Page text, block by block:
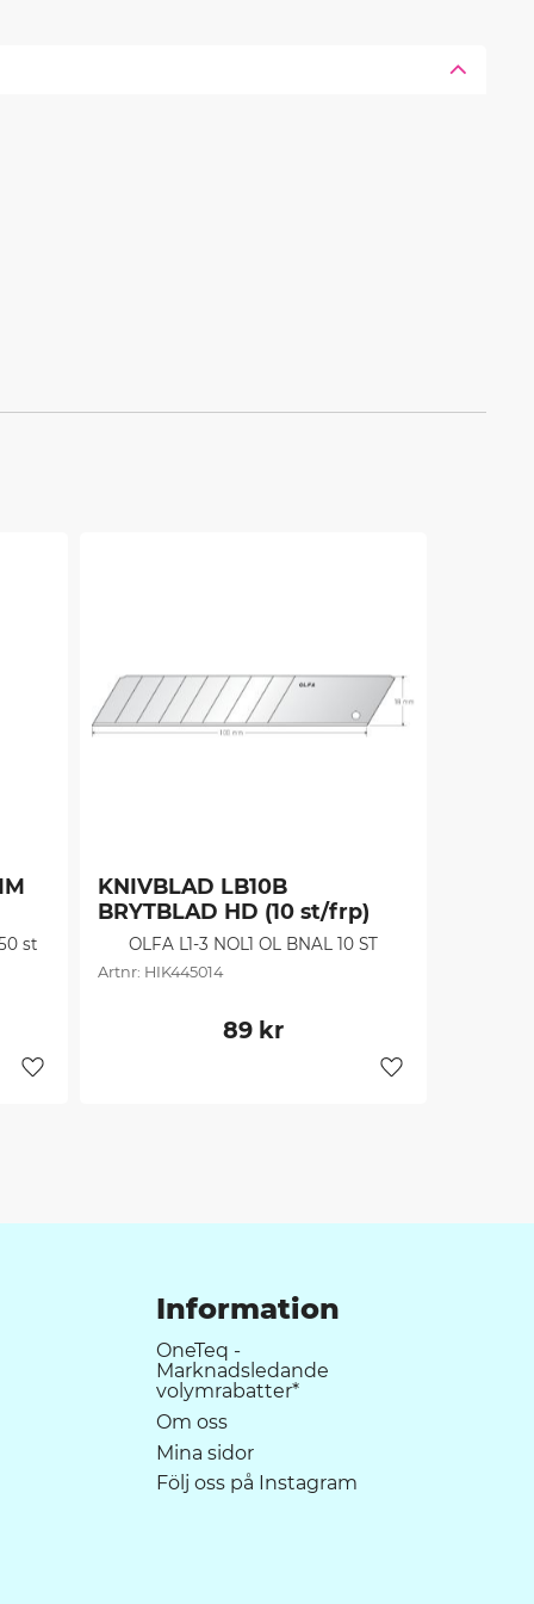
st
Lägg till i favoriter
KNIVBLAD LB10B
BRYTBLAD HD (10 st/frp)
OLFA L1-3 NOL1 OL BNAL 10 ST
HIK445014
89 kr
Lägg till i
Information
OneTeq -
Marknadsledande
volymrabatter*
Om oss
Mina sidor
Följ oss på Instagram